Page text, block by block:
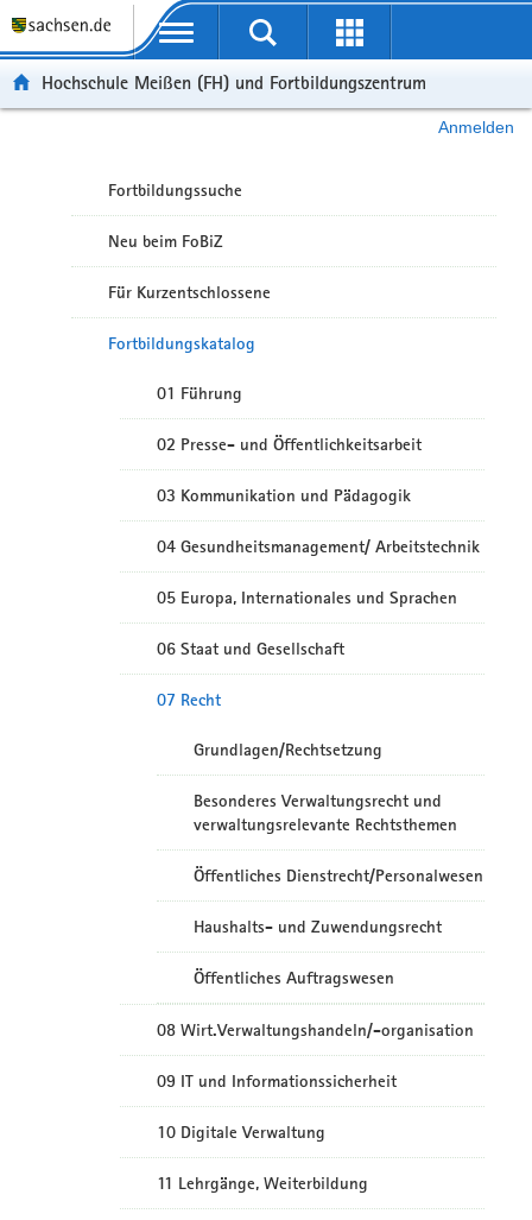
Portalübergreifende Navigation
Hochschule Meißen (FH) und Fortbildungszentrum
Anmelden
Fortbildungssuche
Neu beim FoBiZ
Für Kurzentschlossene
Fortbildungskatalog
01 Führung
02 Presse- und Öffentlichkeitsarbeit
03 Kommunikation und Pädagogik
04 Gesundheitsmanagement/ Arbeitstechnik
05 Europa, Internationales und Sprachen
06 Staat und Gesellschaft
07 Recht
Grundlagen/Rechtsetzung
Besonderes Verwaltungsrecht und
verwaltungsrelevante Rechtsthemen
Öffentliches Dienstrecht/Personalwesen
Haushalts- und Zuwendungsrecht
Öffentliches Auftragswesen
08 Wirt.Verwaltungshandeln/-organisation
09 IT und Informationssicherheit
10 Digitale Verwaltung
11 Lehrgänge, Weiterbildung